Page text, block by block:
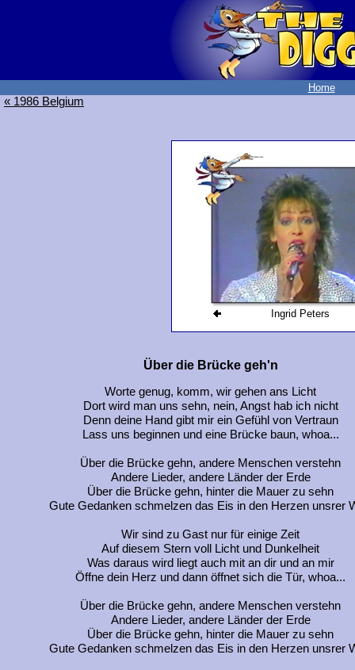
Home
« 1986 Belgium
Ingrid Peters
Über die Brücke geh'n
Worte genug, komm, wir gehen ans Licht
Dort wird man uns sehn, nein, Angst hab ich nicht
Denn deine Hand gibt mir ein Gefühl von Vertraun
Lass uns beginnen und eine Brücke baun, whoa...
Über die Brücke gehn, andere Menschen verstehn
Andere Lieder, andere Länder der Erde
Über die Brücke gehn, hinter die Mauer zu sehn
Gute Gedanken schmelzen das Eis in den Herzen unsrer
Wir sind zu Gast nur für einige Zeit
Auf diesem Stern voll Licht und Dunkelheit
Was daraus wird liegt auch mit an dir und an mir
Öffne dein Herz und dann öffnet sich die Tür, whoa...
Über die Brücke gehn, andere Menschen verstehn
Andere Lieder, andere Länder der Erde
Über die Brücke gehn, hinter die Mauer zu sehn
Gute Gedanken schmelzen das Eis in den Herzen unsrer